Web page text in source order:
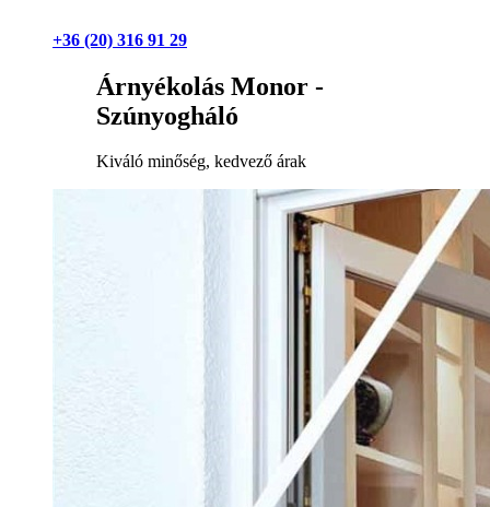
+36 (20) 316 91 29
Árnyékolás Monor -
Szúnyogháló
Kiváló minőség, kedvező árak